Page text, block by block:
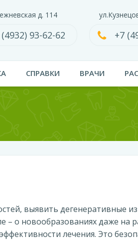
д. 114
93-62-62 +7
СПРАВКИ ВРАЧИ
выявить дегенеративные
о новообразованиях даже на
лечения. Это